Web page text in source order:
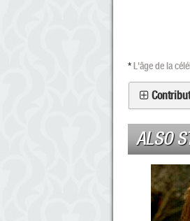
*L'âge de la
ALSO